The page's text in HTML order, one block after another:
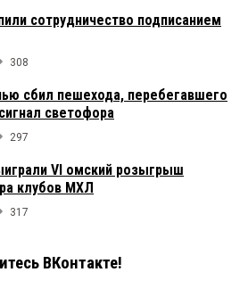
сотрудничество подписанием
308
сбил пешехода, перебегавшего
светофора
297
VI омский розыгрыш
клубов МХЛ
317
ВКонтакте!